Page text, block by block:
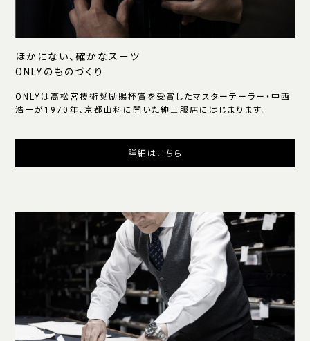
ほかにない、確かなスーツ
ONLYのものづくり
ONLYは高松宮技術奨励賜杯賞を受賞したマスターテーラー・中西
浩一が1970年、京都山科に開いた紳士服店にはじまります。
詳細はこちら